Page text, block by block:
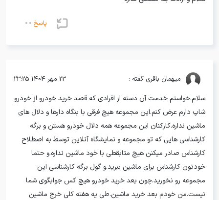
رضایت مشتری خریدار کوییک اقساطی از خودروشاپ
رضایت مشتری تندر پارس خودروشاپ
رضایت مشتری از خرید اقساطی سمند از خودروشاپ
رضایت مشتری از خرید اقساطی 36 ماهه از خودروشاپ
پاسخ
میهمان باقری گفته : 23 مهر 1404 23:25
سلام.خواستم خدمت آن دسته از افرادی که قصد خرید خودرو از خودرو
شاپ دارم عرض کنم.این مجموعه هیچ فرقی با بنگاه دارها و دلال های
ماشین نداره.کارکنان این مجموعه همه دلال خودرو هستن و برگه
کارشناسی هایی که تو مجموعه و نمایشگاه آنلاین توسط به اصطلاح
کارشناس صادر میکنن هیچ متابقطی با خود ماشین نداره.و حتما
خودتون کارشناس برای ماشین ببرید.و گول برگه کارشناسی این
مجموعه رو نخورید.چون بعد خرید خودرو هیچ کس جوابگوی شما
نیست.من خودم بعد خرید ماشین.طی یه هفته کلی خرج ماشین